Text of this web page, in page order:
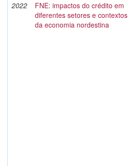
2022
FNE: impactos do crédito em
diferentes setores e contextos
da economia nordestina